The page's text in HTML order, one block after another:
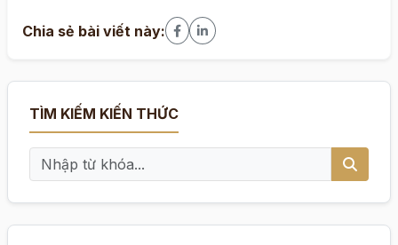
Chia sẻ bài viết này:
TÌM KIẾM KIẾN THỨC